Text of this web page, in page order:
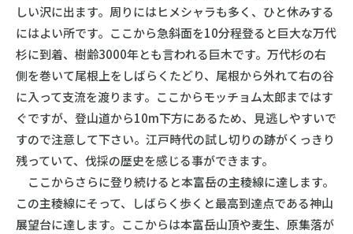
しい沢に出ます。周りにはヒメシャラも多く、ひと休みする
にはよい所です。ここから急斜面を10分程登ると巨大な万代
杉に到着、樹齢3000年とも言われる巨木です。万代杉の右
側を巻いて尾根上をしばらくたどり、尾根から外れて右の谷
に入って支流を渡ります。ここからモッチョム太郎まではす
ぐですが、登山道から10m下方にあるため、見逃しやすいで
すので注意して下さい。江戸時代の試し切りの跡がくっきり
残っていて、伐採の歴史を感じる事ができます。
ここからさらに登り続けると本富岳の主稜線に達します。
この主稜線にそって、しばらく歩くと最高到達点である神山
展望台に達します。ここからは本富岳山頂や麦生、原集落が